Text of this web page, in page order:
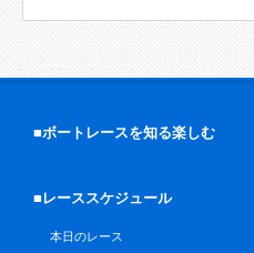
■ボートレースを知る楽しむ
■レーススケジュール
本日のレース